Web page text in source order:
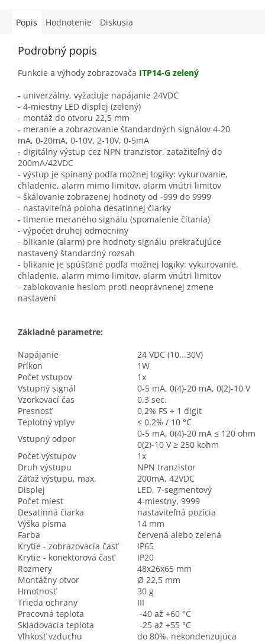
Popis Hodnotenie Diskusia
Podrobný popis
Funkcie a výhody zobrazovača ITP14-G zelený
- univerzálny, vyžaduje napájanie 24VDC
- 4-miestny LED displej (zelený)
- montáž do otvoru 22,5 mm
- meranie a zobrazovanie štandardných signálov 4-20
mA, 0-20mA, 0-10V, 2-10V, 0-5mA
- digitálny výstup cez NPN tranzistor, zaťažiťeľný do
200mA/42VDC
- výstup je spínaný podľa možnej logiky: vykurovanie,
chladenie, alarm mimo limitov, alarm vnútri limitov
- škálovanie zobrazenej hodnoty od -999 do 9999
- nastaviteľná poloha desatinnej čiarky
- tlmenie meraného signálu (spomalenie čítania)
- výpočet druhej odmocniny
- blikanie (alarm) pre hodnoty signálu prekračujúce
nastavený štandardný rozsah
- blikanie je spúšťané podľa možnej logiky: vykurovanie,
chladenie, alarm mimo limitov, alarm vnútri limitov
- zablokovanie heslom proti neoprávnenej zmene
nastavení
Základné parametre:
Napájanie
24 VDC (10...30V)
Príkon
1W
Počet vstupov
1x
Vstupný signál
0-5 mA, 0(4)-20 mA, 0(2)-10 V
Vzorkovací čas
0,3 sec.
Presnosť
0,2% FS + 1 digit
Teplotný vplyv
≤ 0.2% / 10 °C
Vstupný odpor
0-5 mA, 0(4)-20 mA ≤ 120 ohm
0(2)-10 V ≥ 250 kohm
Počet výstupov
1x
Druh výstupu
NPN tranzistor
Záťaž výstupu, max.
200mA, 42VDC
Displej
LED, 7-segmentový
Počet miest
4-miestny, 9999
Desatinná čiarka
nastaviteľná pozícia
Výška písma
14 mm
Farba
červená alebo zelená
Krytie - zobrazovacia časť
IP65
Krytie - konektorová časť
IP20
Rozmery
48x26x65 mm
Montážny otvor
Ø 22,5 mm
Hmotnosť
30 g
Trieda ochrany
III
Pracovná teplota
-40 až +60 °C
Skladovacia teplota
-25 až +55 °C
Vlhkosť vzduchu
do 80%, nekondenzujúca